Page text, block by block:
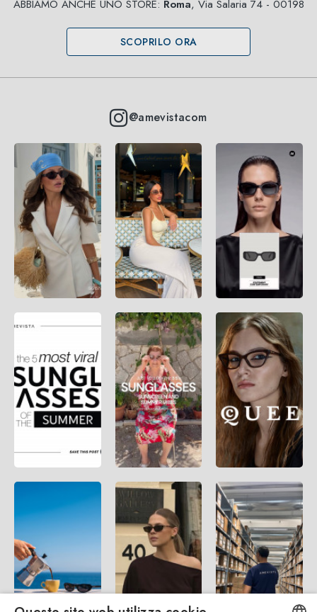
@amevistacom
ABBIAMO ANCHE UNO STORE: Roma, Via Salaria 74 - 00198
SCOPRILO ORA